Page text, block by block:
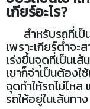
เกียร์อะไร?
สำหรับรถที่เป็น
เพราะเกียร์ต่ำจะ
เร่งขึ้นจุดที่เป็นเ
เขาก็จำเป็นต้องใ
ฉุดทำให้รถไม่ไห
รถให้อยู่ในเส้นทาง